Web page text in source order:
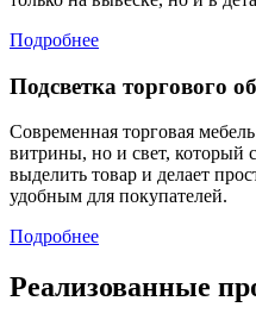
Подробнее
Подсветка торгового
Современная торговая
витрины, но и свет, который
выделить товар и делает
удобным для покупателей.
Подробнее
Реализованные